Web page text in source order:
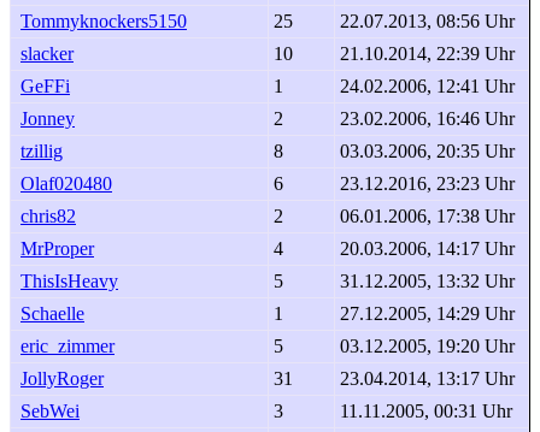
Tommyknockers5150
25
22.07.2013, 08:56 Uhr
slacker
10
21.10.2014, 22:39 Uhr
GeFFi
1
24.02.2006, 12:41 Uhr
Jonney
2
23.02.2006, 16:46 Uhr
tzillig
8
03.03.2006, 20:35 Uhr
Olaf020480
6
23.12.2016, 23:23 Uhr
chris82
2
06.01.2006, 17:38 Uhr
MrProper
4
20.03.2006, 14:17 Uhr
ThisIsHeavy
5
31.12.2005, 13:32 Uhr
Schaelle
1
27.12.2005, 14:29 Uhr
eric_zimmer
5
03.12.2005, 19:20 Uhr
JollyRoger
31
23.04.2014, 13:17 Uhr
SebWei
3
11.11.2005, 00:31 Uhr